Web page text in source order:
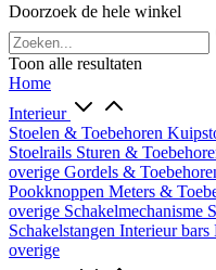
Doorzoek de hele winkel
Toon alle resultaten
Home
Interieur
Stoelen & Toebehoren
Stoelrails Sturen &
overige Gordels &
Pookknoppen Meters &
overige Schakelmechanisme
Schakelstangen Interieur bars
overige